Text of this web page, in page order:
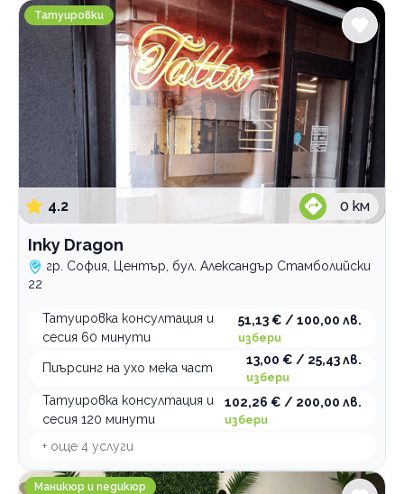
Inky Dragon
Татуировки
4.2 0 км
Inky Dragon
гр. София, Център, бул. Александър Стамболийски
22
Татуировка консултация и
сесия 60 минути
51,13 € / 100,00 лв.
избери
Пиърсинг на ухо мека част
13,00 € / 25,43 лв.
избери
Татуировка консултация и
сесия 120 минути
102,26 € / 200,00 лв.
избери
+ още 4 услуги
Progressive Art Studio
Маникюр и педикюр